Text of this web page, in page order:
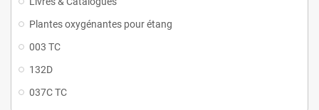
Plantes oxygénantes pour étang
003 TC
132D
037C TC